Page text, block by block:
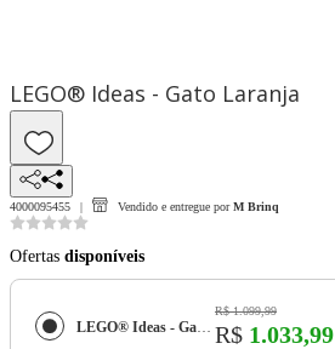
LEGO® Ideas - Gato Laranja
4000095455 Vendido e entregue por M Brinq
Ofertas disponíveis
LEGO® Ideas - Gato Laranja
R$ 1.099,99
R$ 1.033,99